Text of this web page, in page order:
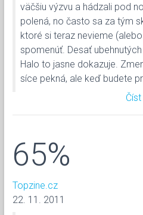
väčšiu výzvu a hádzali pod
polená, no často sa za tým
ktoré si teraz nevieme
spomenúť. Desať
Halo to jasne dokazuje.
síce pekná, ale keď budete
65%
Topzine.cz
22. 11. 2011